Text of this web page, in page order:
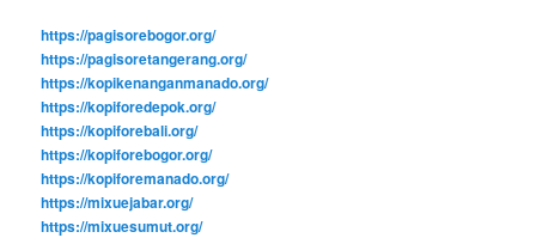
https://pagisorebogor.org/
https://pagisoretangerang.org/
https://kopikenanganmanado.org/
https://kopiforedepok.org/
https://kopiforebali.org/
https://kopiforebogor.org/
https://kopiforemanado.org/
https://mixuejabar.org/
https://mixuesumut.org/